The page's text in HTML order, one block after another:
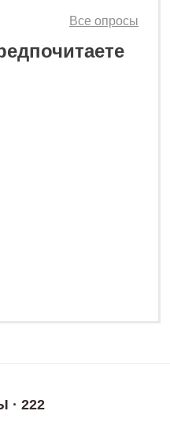
Все опросы
222